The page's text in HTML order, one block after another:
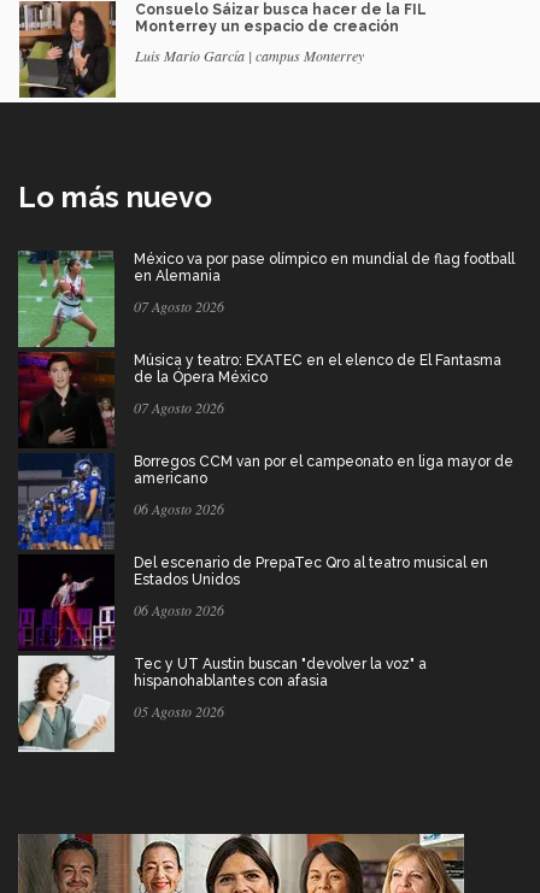
Consuelo Sáizar busca hacer de la FIL
Monterrey un espacio de creación
Luis Mario García | campus Monterrey
Lo más nuevo
México va por pase olímpico en mundial de flag football
en Alemania
07 Agosto 2026
Música y teatro: EXATEC en el elenco de El Fantasma
de la Ópera México
07 Agosto 2026
Borregos CCM van por el campeonato en liga mayor de
americano
06 Agosto 2026
Del escenario de PrepaTec Qro al teatro musical en
Estados Unidos
06 Agosto 2026
Tec y UT Austin buscan "devolver la voz" a
hispanohablantes con afasia
05 Agosto 2026